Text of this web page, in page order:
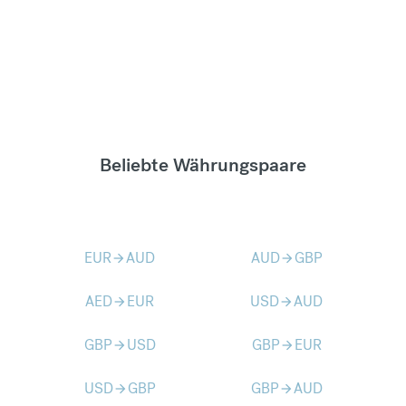
Beliebte Währungspaare
EURarrow_forwardAUD AUDarrow_forward GBP
AEDarrow_forward EUR USDarrow_forwardAUD
GBParrow_forward USD GBParrow_forward EUR
USDarrow_forward GBP GBParrow_forwardAUD